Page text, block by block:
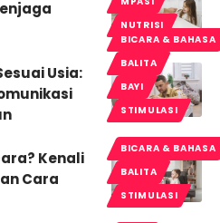
NUTRISI
BICARA & BAHASA
BALITA
BAYI
STIMULASI
Usia:
BICARA & BAHASA
BALITA
STIMULASI
Kenali
Cara